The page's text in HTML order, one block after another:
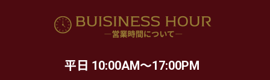
平日 10:00AM～17:00PM